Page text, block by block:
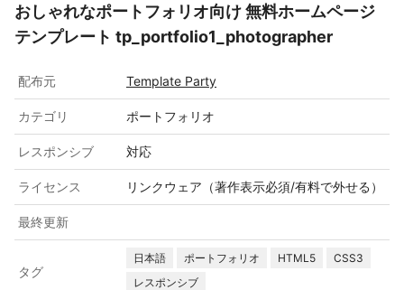
おしゃれなポートフォリオ向け 無料ホームページ
テンプレート tp_portfolio1_photographer
配布元 Template Party
カテゴリ ポートフォリオ
レスポンシブ 対応
ライセンス リンクウェア（著作表示必須/有料で外せる）
最終更新
タグ
日本語 ポートフォリオ HTML5
CSS3
レスポンシブ